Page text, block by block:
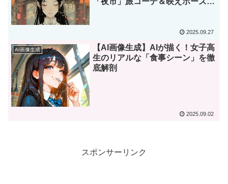
2025.09.27
AI画像生成
​【AI画像生成】AIが描く！女子高
生のリアルな「食事シーン」を徹
底解剖
2025.09.02
スポンサーリンク